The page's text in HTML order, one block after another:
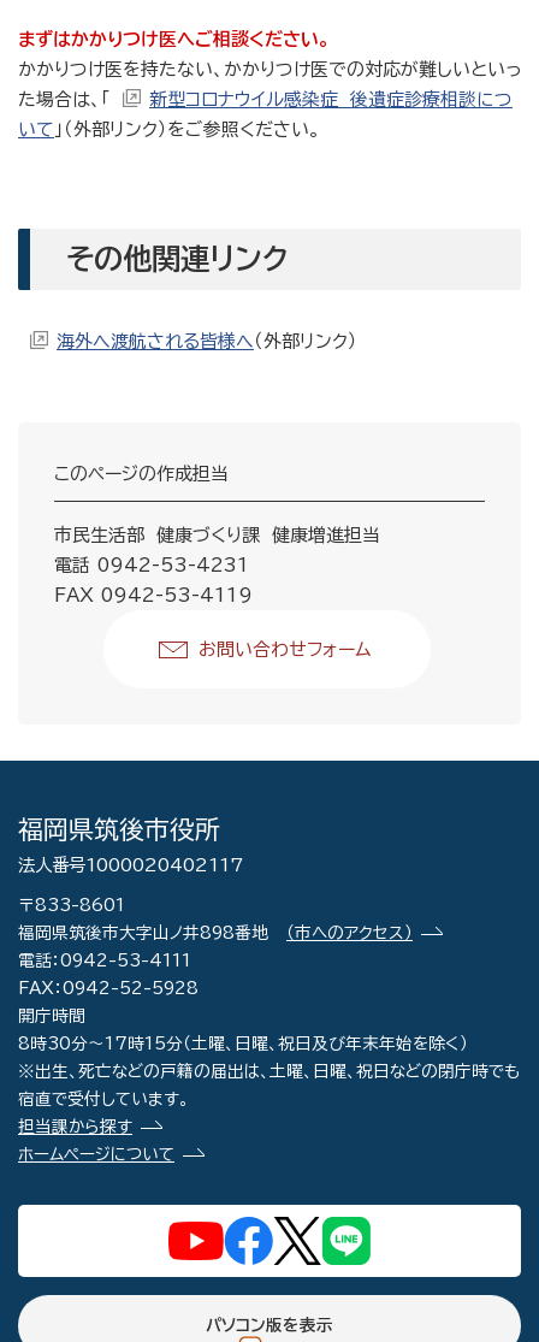
まずはかかりつけ医へご相談ください。
かかりつけ医を持たない、かかりつけ医での対応が難しいといっ
た場合は、「
新型コロナウイル感染症 後遺症診療相談につ
いて 」（外部リンク）をご参照ください。
その他関連リンク
海外へ渡航される皆様へ （外部リンク）
このページの作成担当
市民生活部 健康づくり課 健康増進担当
電話 0942-53-4231
FAX 0942-53-4119
お問い合わせフォーム
福岡県筑後市役所
法人番号1000020402117
〒833-8601
福岡県筑後市大字山ノ井898番地
（市へのアクセス）
電話：0942-53-4111
FAX：0942-52-5928
開庁時間
8時30分～17時15分（土曜、日曜、祝日及び年末年始を除く）
※出生、死亡などの戸籍の届出は、土曜、日曜、祝日などの閉庁時でも
宿直で受付しています。
担当課から探す
ホームページについて
パソコン版を表示